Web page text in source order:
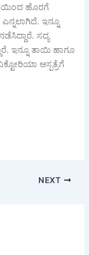
ಹೊರಗೆ
ಇನ್ನೂ
ಸದ್ಯ
ಇನ್ನೂ ತಾಯಿ ಹಾಗೂ
ಆಸ್ಪತ್ರೆಗೆ
NEXT